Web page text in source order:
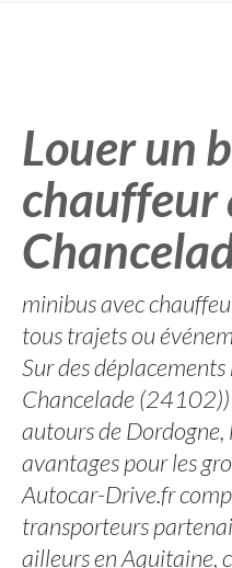
Louer un
chauffeur
minibus avec
tous trajets ou
Sur des
Chancelade
autours de
avantages pour les
Autocar-Drive.fr
transporteurs
ailleurs en Aquitaine,